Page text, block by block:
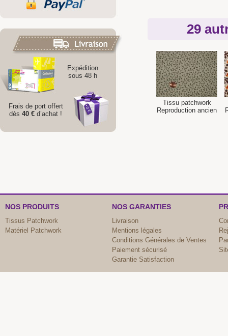
Expédition
sous 48 h
Frais de port offert
dès 40 € d’achat !
29
Tissu patchwork
Reproduction ancien
NOS PRODUITS
Tissus Patchwork
Matériel Patchwork
NOS GARANTIES
Livraison
Mentions légales
Conditions Générales de Ventes
Paiement sécurisé
Garantie Satisfaction